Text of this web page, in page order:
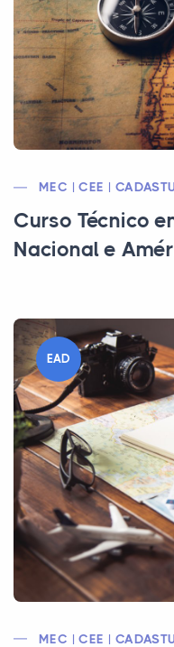
MEC | CEE |
Curso Técnico
Nacional e
EAD
MEC | CEE |